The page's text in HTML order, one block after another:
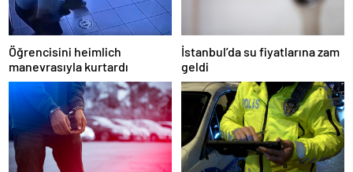
Öğrencisini heimlich
manevrasıyla kurtardı
İstanbul’da su fiyatlarına zam
geldi